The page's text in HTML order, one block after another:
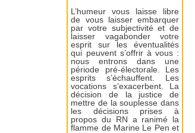
L’humeur vous laisse libre
de vous laisser embarquer
par votre subjectivité et de
laisser vagabonder votre
esprit sur les éventualités
qui peuvent s’offrir à vous :
nous entrons dans une
période pré-électorale. Les
esprits s’échauffent. Les
vocations s’exacerbent. La
décision de la justice de
mettre de la souplesse dans
les décisions prises à
propos du RN a ranimé la
flamme de Marine Le Pen et